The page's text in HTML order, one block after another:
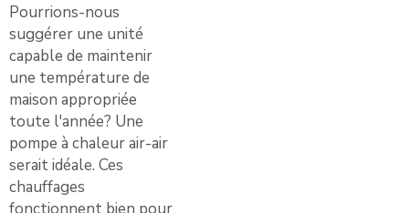
Pourrions-nous
suggérer une unité
capable de maintenir
une température de
maison appropriée
toute l'année? Une
pompe à chaleur air-air
serait idéale. Ces
chauffages